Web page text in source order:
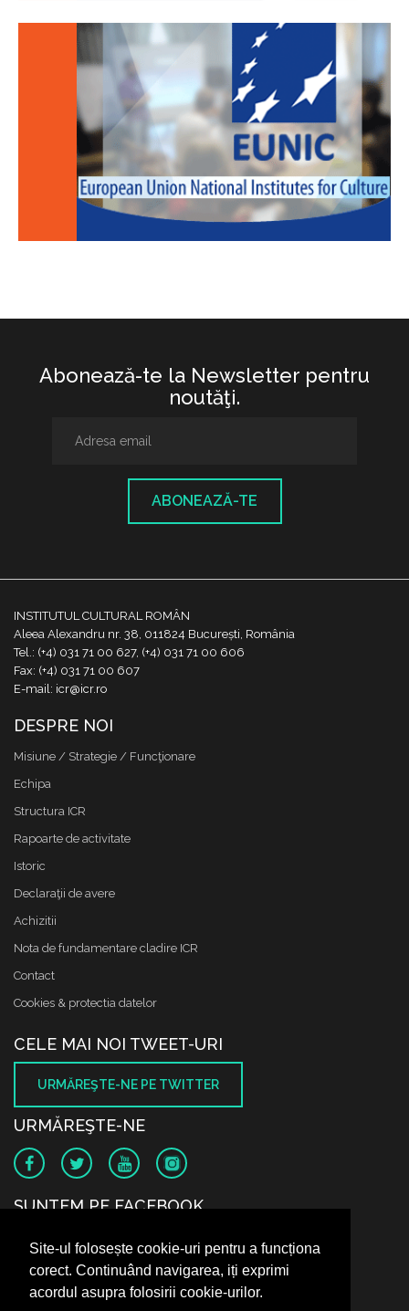
Site-ul folosește cookie-uri pentru a funcționa
corect. Continuând navigarea, iți exprimi
acordul asupra folosirii cookie-urilor.
Abonează-te la Newsletter pentru
noutăţi.
ABONEAZĂ-TE
INSTITUTUL CULTURAL ROMÂN
Aleea Alexandru nr. 38, 011824 București, România
Tel.: (+4) 031 71 00 627, (+4) 031 71 00 606
Fax: (+4) 031 71 00 607
E-mail: icr@icr.ro
DESPRE NOI
Misiune / Strategie / Funcţionare
Echipa
Structura ICR
Rapoarte de activitate
Istoric
Declaraţii de avere
Achizitii
Nota de fundamentare cladire ICR
Contact
Cookies & protectia datelor
CELE MAI NOI TWEET-URI
URMĂREŞTE-NE PE TWITTER
URMĂREŞTE-NE
SUNTEM PE FACEBOOK